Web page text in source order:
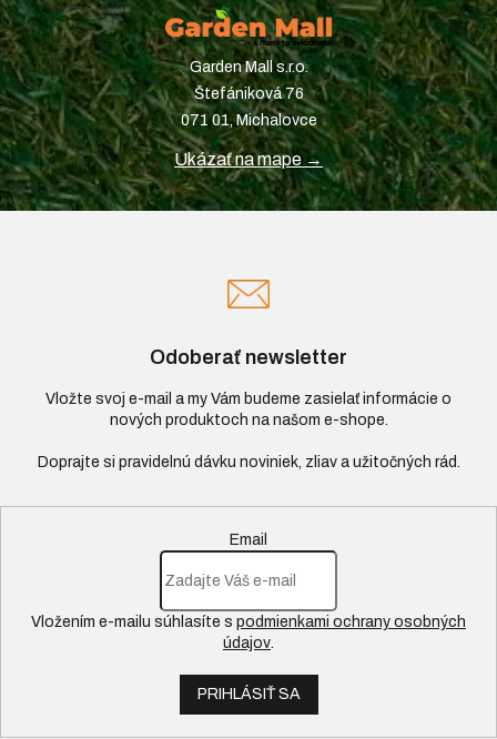
Garden Mall s.r.o.
Štefániková 76
071 01, Michalovce
Ukázať na mape →
Odoberať newsletter
Vložte svoj e-mail a my Vám budeme zasielať informácie o
nových produktoch na našom e-shope.
Email
Vložením e-mailu súhlasíte s podmienkami ochrany osobných
údajov.
PRIHLÁSIŤ SA